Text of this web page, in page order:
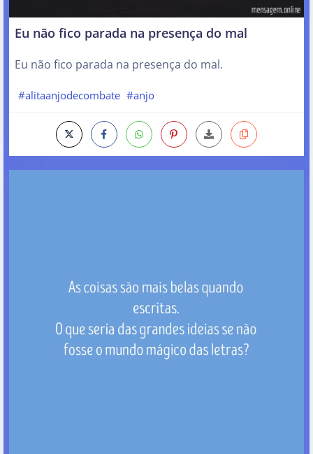
Eu não fico parada na presença do mal
Eu não fico parada na presença do mal.
#alitaanjodecombate #anjo